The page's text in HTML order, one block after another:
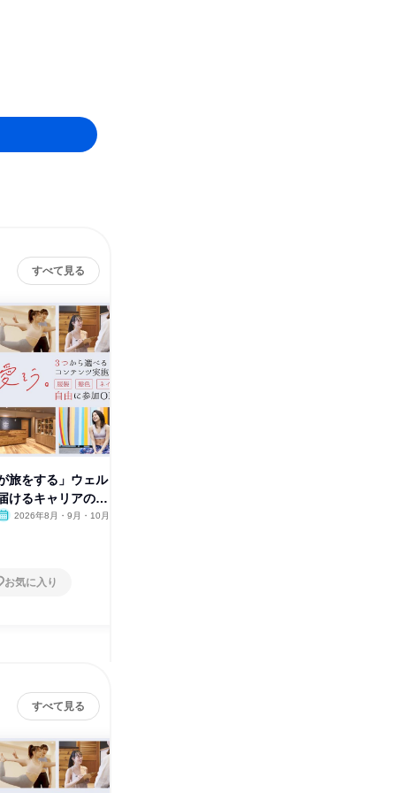
すべて見る
旅をする」ウェル
けるキャリアの魅
2026年8月・9月・10月
お気に入り
すべて見る